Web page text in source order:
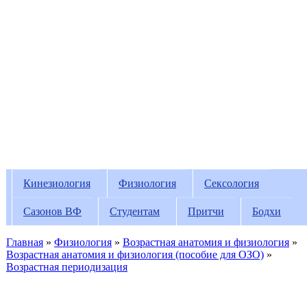
Кинезиология Физиология Сексология
Сазонов ВФ Студентам Притчи Бодхи
Вы здесь
Главная » Физиология » Возрастная анатомия и физиология »
Возрастная анатомия и физиология (пособие для ОЗО) »
Возрастная периодизация